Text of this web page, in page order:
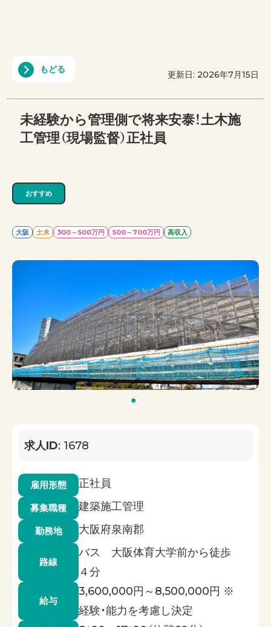
もどる 更新日: 2026年7月15日
未経験から管理側で将来安泰！土木施
工管理（現場監督）正社員
おすすめ
大阪 土木 300～500万円 500～700万円 高収入
求人ID: 1678
雇用形態 正社員
募集職種 建築施工管理
勤務地 大阪府泉南郡
路線
バス 大阪体育大学前から徒歩
４分
給与
3,600,000円～8,500,000円 ※
経験・能力を考慮し決定